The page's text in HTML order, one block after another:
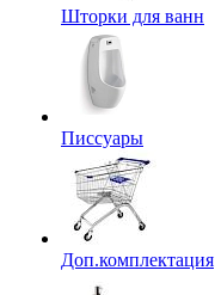
Шторки для ванн
Писсуары
Доп.комплектация